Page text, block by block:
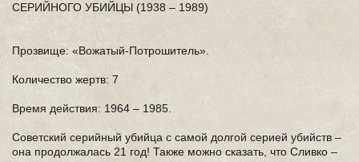
СЕРИЙНОГО УБИЙЦЫ (1938 – 1989)
Прозвище: «Вожатый-Потрошитель».
Количество жертв: 7
Время действия: 1964 – 1985.
Советский серийный убийца с самой долгой серией убийств –
она продолжалась 21 год! Также можно сказать, что Сливко –